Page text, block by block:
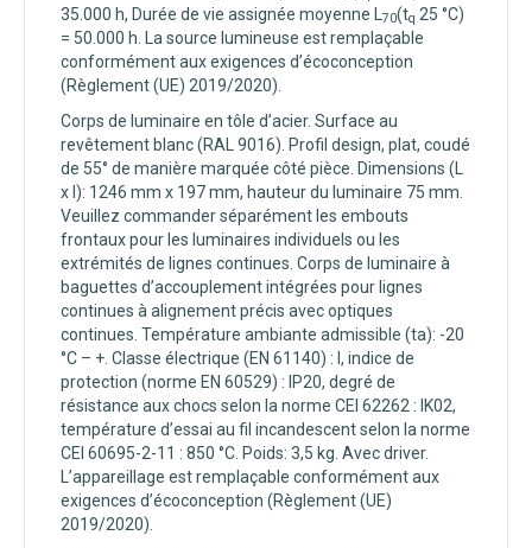
35.000 h, Durée de vie assignée moyenne L
70(tq 25 °C)
= 50.000 h. La source lumineuse est remplaçable
conformément aux exigences d’écoconception
(Règlement (UE) 2019/2020).
Corps de luminaire en tôle d’acier. Surface au
revêtement blanc (RAL 9016). Profil design, plat, coudé
de 55° de manière marquée côté pièce. Dimensions (L
x l): 1246 mm x 197 mm, hauteur du luminaire 75 mm.
Veuillez commander séparément les embouts
frontaux pour les luminaires individuels ou les
extrémités de lignes continues. Corps de luminaire à
baguettes d’accouplement intégrées pour lignes
continues à alignement précis avec optiques
continues. Température ambiante admissible (ta): -20
°C – +. Classe électrique (EN 61140) : I, indice de
protection (norme EN 60529) : IP20, degré de
résistance aux chocs selon la norme CEI 62262 : IK02,
température d’essai au fil incandescent selon la norme
CEI 60695-2-11 : 850 °C. Poids: 3,5 kg. Avec driver.
L’appareillage est remplaçable conformément aux
exigences d’écoconception (Règlement (UE)
2019/2020).